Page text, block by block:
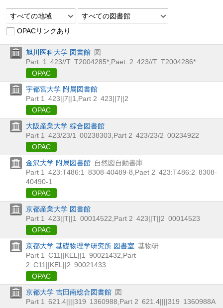
すべての地域
すべての図書館
OPACリンクあり
旭川医科大学 図書館 図
Part. 1
423//T T2004285* Paet. 2 423//T T2004286*
OPAC
宇都宮大学 附属図書館
Part 1
423||7||1 Part 2 423||7||2
OPAC
大阪産業大学 綜合図書館
Part 1
423/23/1 00238303 Part 2 423/23/2 00234922
OPAC
金沢大学 附属図書館 自然図自動書庫
Part 1
423:T486:1 8308-40489-8 Paet 2 423:T486:2 8308-
40490-1
OPAC
京都産業大学 図書館
Part 1
423||T||1 00014522 Part 2 423||T||2 00014523
OPAC
京都大学 基礎物理学研究所 図書室 基物研
Part 1
C11||KEL||1 90021432 Part
2 C11||KEL||2 90021433
OPAC
京都大学 吉田南総合図書館 図
Part 1
621.4||||319 1360988 Part 2 621.4||||319 1360988A